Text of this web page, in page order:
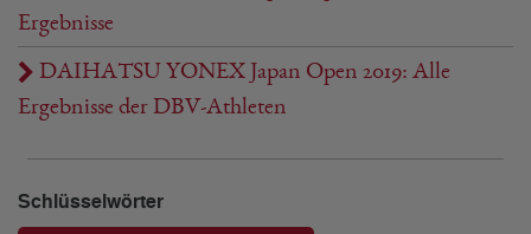
Ergebnisse
DAIHATSU YONEX Japan Open 2019: Alle
Ergebnisse der DBV-Athleten
Schlüsselwörter